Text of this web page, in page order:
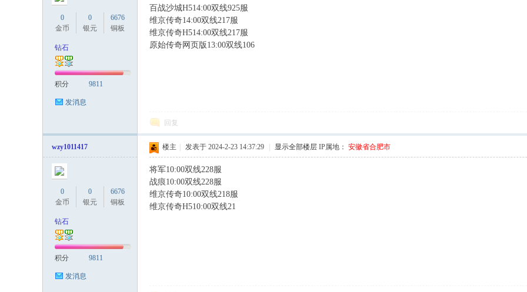
0
金币
0
银元
6676
铜板
钻石
积分 9811
发消息
百战沙城H514:00双线925服
维京传奇14:00双线217服
维京传奇H514:00双线217服
原始传奇网页版13:00双线106
回复
wzy1011417
0
金币
0
银元
6676
铜板
钻石
积分 9811
发消息
楼主 发表于 2024-2-23 14:37:29 显示全部楼层 IP属地： 安徽省合肥市
将军10:00双线228服
战痕10:00双线228服
维京传奇10:00双线218服
维京传奇H510:00双线21